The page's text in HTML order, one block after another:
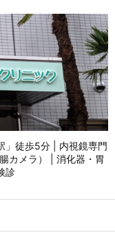
」徒歩5分 | 内視鏡専門
カメラ） | 消化器・胃
診